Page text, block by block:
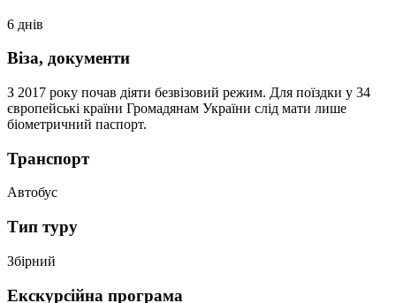
6 днів
Віза, документи
З 2017 року почав діяти безвізовий режим. Для поїздки у 34
європейські країни Громадянам України слід мати лише
біометричний паспорт.
Транспорт
Автобус
Тип туру
Збірний
Екскурсійна програма